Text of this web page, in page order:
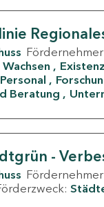
Beratung
-